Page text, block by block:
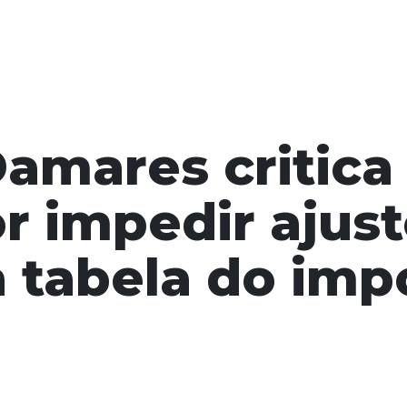
critica
impedir
tabela do